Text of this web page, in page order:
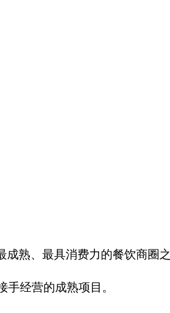
熟、最具消费力的餐饮商圈之
经营的成熟项目。